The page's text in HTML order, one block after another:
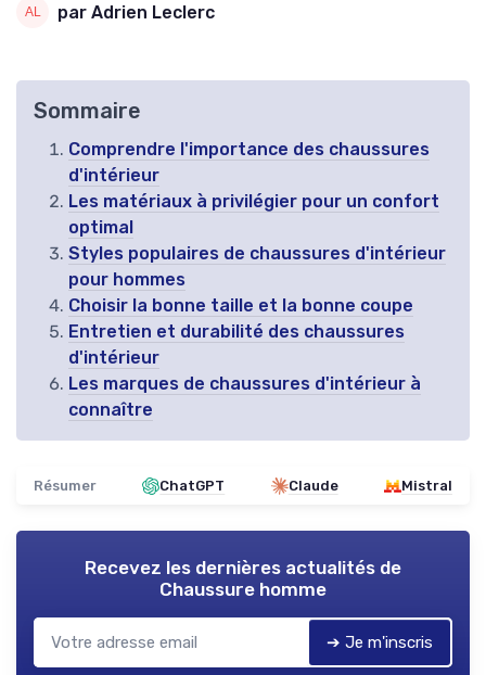
par Adrien Leclerc
Sommaire
Comprendre l'importance des chaussures
d'intérieur
Les matériaux à privilégier pour un confort
optimal
Styles populaires de chaussures d'intérieur
pour hommes
Choisir la bonne taille et la bonne coupe
Entretien et durabilité des chaussures
d'intérieur
Les marques de chaussures d'intérieur à
connaître
Résumer ChatGPT Claude Mistral
Recevez les dernières actualités de
Chaussure homme
➔ Je m'inscris